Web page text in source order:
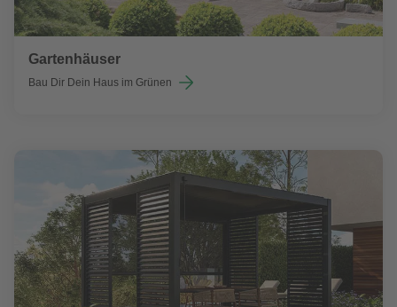
Gartenhäuser
Bau Dir Dein Haus im Grünen